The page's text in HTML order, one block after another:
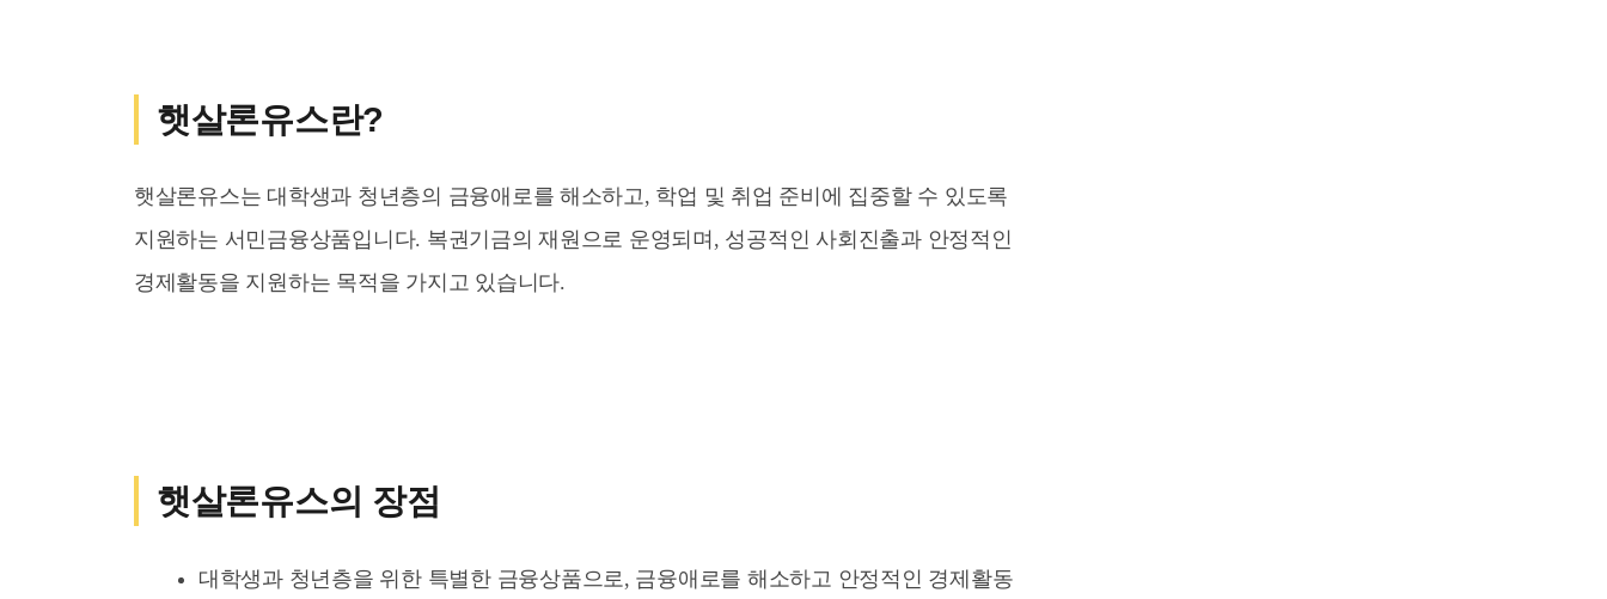
햇살론유스란?
햇살론유스는 대학생과 청년층의 금융애로를 해소하고, 학업 및 취업 준비에 집중할 수 있도록
지원하는 서민금융상품입니다. 복권기금의 재원으로 운영되며, 성공적인 사회진출과 안정적인
경제활동을 지원하는 목적을 가지고 있습니다.
햇살론유스의 장점
대학생과 청년층을 위한 특별한 금융상품으로, 금융애로를 해소하고 안정적인 경제활동